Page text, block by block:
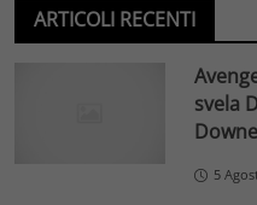
ARTICOLI RECENTI
svela
5